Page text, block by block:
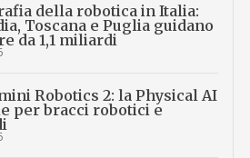
della robotica in Italia:
Toscana e Puglia guidano
da 1,1 miliardi
Robotics 2: la Physical AI
per bracci robotici e